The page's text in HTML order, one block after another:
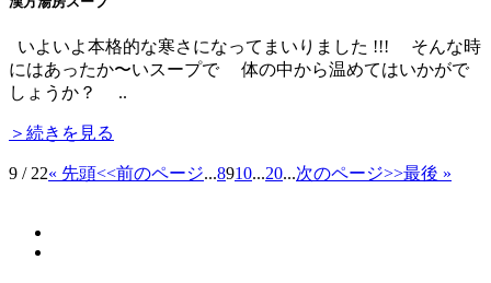
いよいよ本格的な寒さになってまいりました !!! そんな時
にはあったか〜いスープで 体の中から温めてはいかがで
しょうか？ ..
＞続きを見る
9 / 22« 先頭<<前のページ...8910...20...次のページ>>最後 »